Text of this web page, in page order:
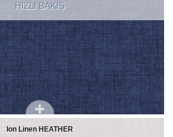
HIZLI BAKIŞ
Ion Linen HEATHER